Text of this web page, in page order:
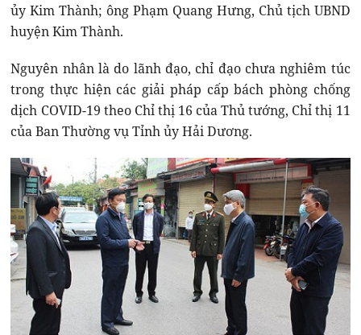
ủy Kim Thành; ông Phạm Quang Hưng, Chủ tịch UBND
huyện Kim Thành.
Nguyên nhân là do lãnh đạo, chỉ đạo chưa nghiêm túc
trong thực hiện các giải pháp cấp bách phòng chống
dịch COVID-19 theo Chỉ thị 16 của Thủ tướng, Chỉ thị 11
của Ban Thường vụ Tỉnh ủy Hải Dương.